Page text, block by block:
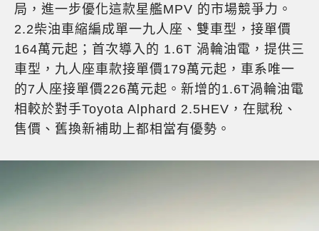
局，進一步優化這款星艦MPV 的市場競爭力。
2.2柴油車縮編成單一九人座、雙車型，接單價
164萬元起；首次導入的 1.6T 渦輪油電，提供三
車型，九人座車款接單價179萬元起，車系唯一
的7人座接單價226萬元起。新增的1.6T渦輪油電
相較於對手Toyota Alphard 2.5HEV，在賦稅、
售價、舊換新補助上都相當有優勢。